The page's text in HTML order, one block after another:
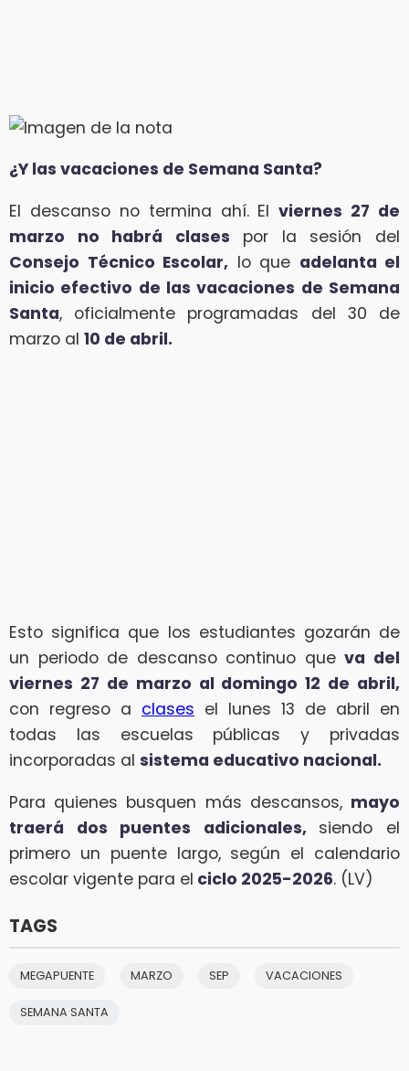
¿Y las vacaciones de Semana Santa?
El descanso no termina ahí. Elviernes 27 de
marzo no habrá clases por la sesión del
Consejo Técnico Escolar, lo que adelanta el
inicio efectivo de las vacaciones de Semana
Santa, oficialmente programadas del 30 de
marzo al 10 de abril.
Esto significa que los estudiantes gozarán de
un periodo de descanso continuo queva del
viernes 27 de marzo al domingo 12 de abril,
con regreso a clases el lunes 13 de abril en
todas las escuelas públicas y privadas
incorporadas al sistema educativo nacional.
Para quienes busquen más descansos, mayo
traerá dos puentes adicionales, siendo el
primero un puente largo, según el calendario
escolar vigente para el ciclo 2025-2026. (LV)
TAGS
MEGAPUENTE MARZO SEP VACACIONES
SEMANA SANTA